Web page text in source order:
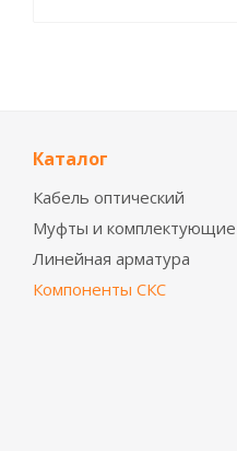
Каталог
Кабель оптический
Муфты и комплектующие
Линейная арматура
Компоненты СКС